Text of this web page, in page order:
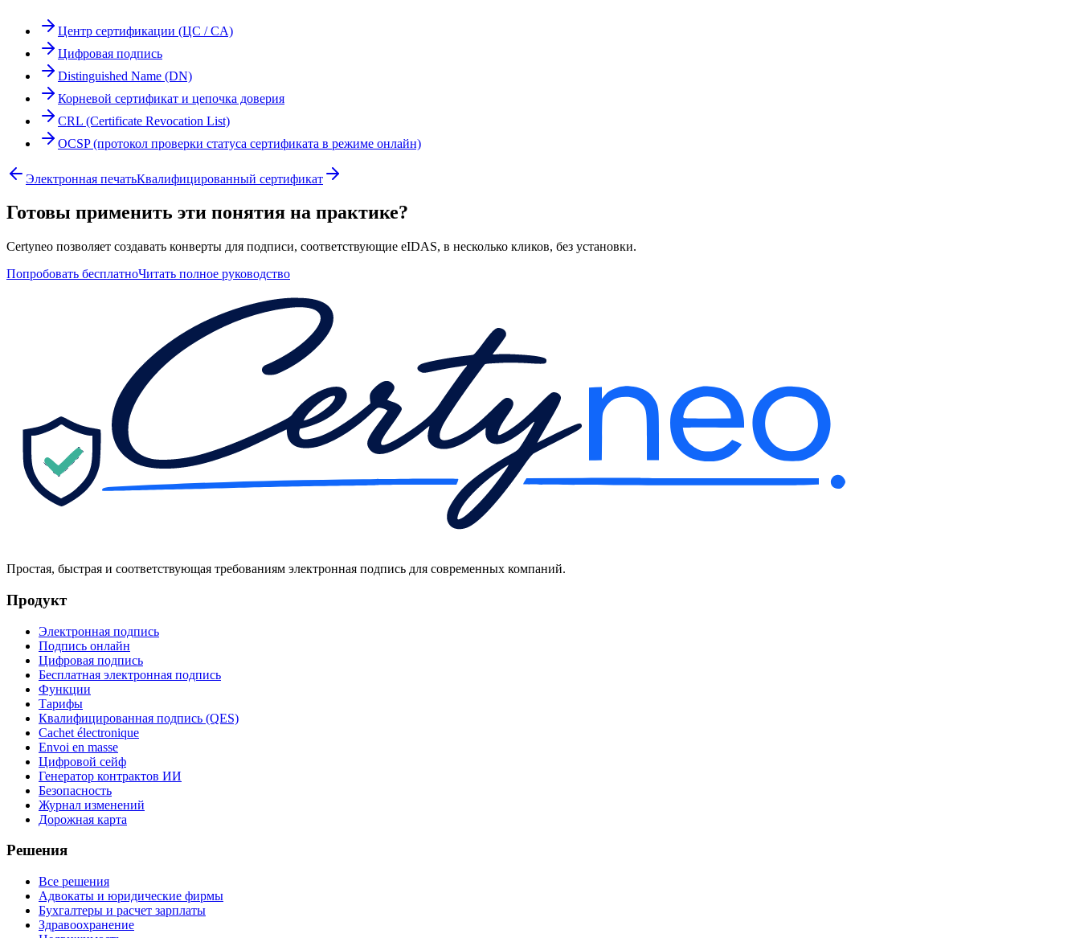
Центр сертификации (ЦС / CA)
Цифровая подпись
Distinguished Name (DN)
Корневой сертификат и цепочка доверия
CRL (Certificate Revocation List)
OCSP (протокол проверки статуса сертификата в режиме онлайн)
Электронная печатьКвалифицированный сертификат
Готовы применить эти понятия на практике?
Certyneo позволяет создавать конверты для подписи, соответствующие eIDAS, в несколько кликов, без установки.
Попробовать бесплатноЧитать полное руководство
Простая, быстрая и соответствующая требованиям электронная подпись для современных компаний.
Продукт
Электронная подпись
Подпись онлайн
Цифровая подпись
Бесплатная электронная подпись
Функции
Тарифы
Квалифицированная подпись (QES)
Cachet électronique
Envoi en masse
Цифровой сейф
Генератор контрактов ИИ
Безопасность
Журнал изменений
Дорожная карта
Решения
Все решения
Адвокаты и юридические фирмы
Бухгалтеры и расчет зарплаты
Здравоохранение